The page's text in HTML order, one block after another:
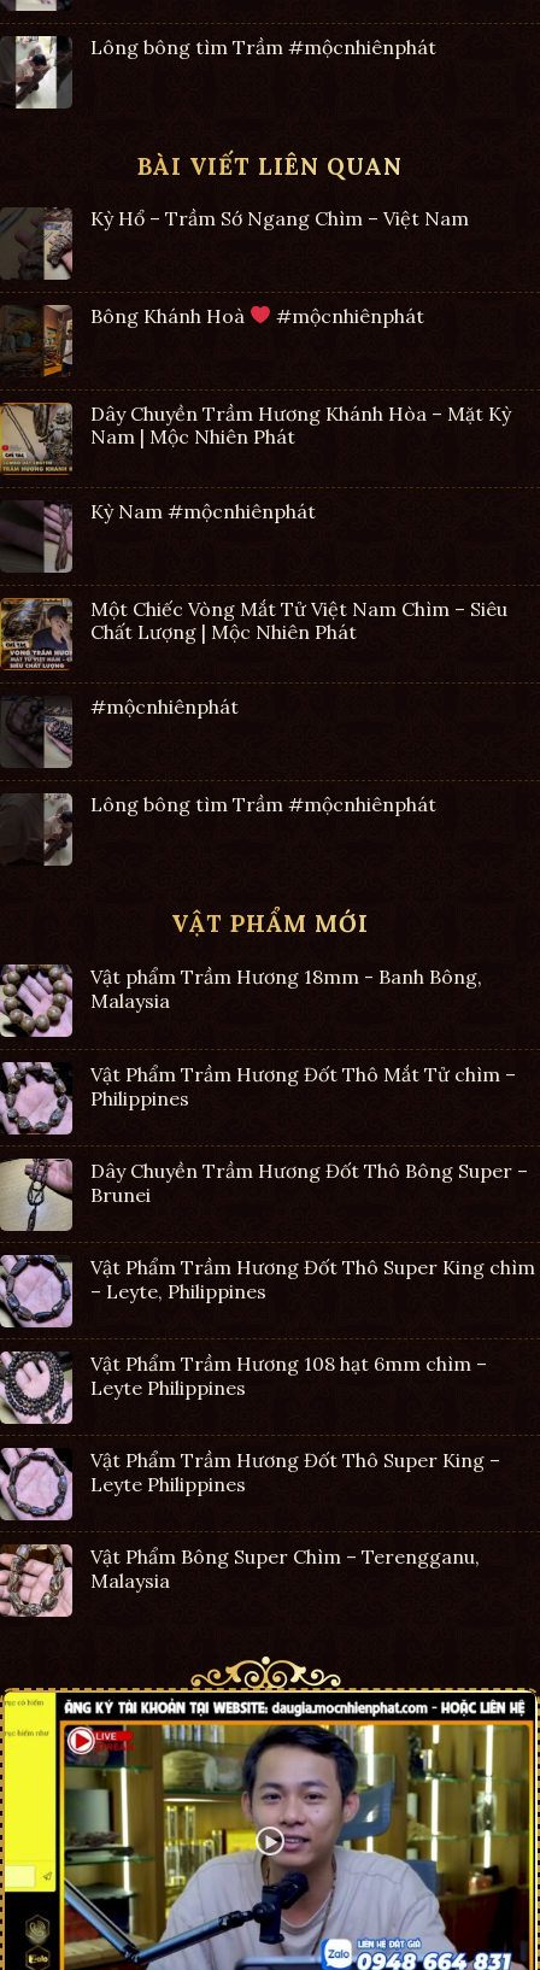
Lông bông tìm Trầm #mộcnhiênphát
BÀI VIẾT LIÊN QUAN
Kỳ Hổ – Trầm Sớ Ngang Chìm – Việt Nam
Bông Khánh Hoà #mộcnhiênphát
Dây Chuyền Trầm Hương Khánh Hòa – Mặt Kỳ
Nam | Mộc Nhiên Phát
Kỳ Nam #mộcnhiênphát
Một Chiếc Vòng Mắt Tử Việt Nam Chìm – Siêu
Chất Lượng | Mộc Nhiên Phát
#mộcnhiênphát
Lông bông tìm Trầm #mộcnhiênphát
VẬT PHẨM MỚI
Vật phẩm Trầm Hương 18mm - Banh Bông,
Malaysia
Vật Phẩm Trầm Hương Đốt Thô Mắt Tử chìm –
Philippines
Dây Chuyền Trầm Hương Đốt Thô Bông Super –
Brunei
Vật Phẩm Trầm Hương Đốt Thô Super King chìm
– Leyte, Philippines
Vật Phẩm Trầm Hương 108 hạt 6mm chìm –
Leyte Philippines
Vật Phẩm Trầm Hương Đốt Thô Super King –
Leyte Philippines
Vật Phẩm Bông Super Chìm – Terengganu,
Malaysia